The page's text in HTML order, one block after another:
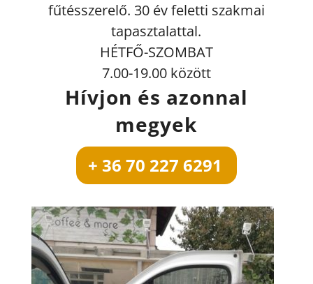
fűtésszerelő. 30 év feletti szakmai
tapasztalattal.
HÉTFŐ-SZOMBAT
7.00-19.00 között
Hívjon és azonnal
megyek
+ 36 70 227 6291